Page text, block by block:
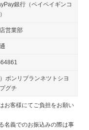
銀行（ペイペイギンコ
営業部
ボンリブランネツトシヨ
グチ
お客様にてご負担をお願い
名義でのお振込みの際は事